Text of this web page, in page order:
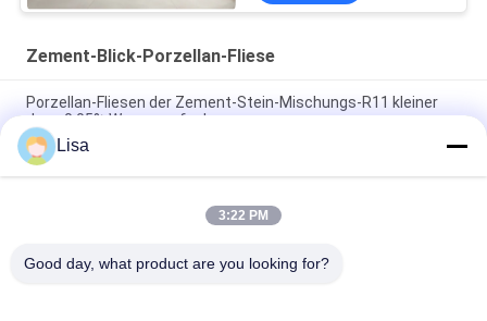
Zement-Blick-Porzellan-Fliese
Porzellan-Fliesen der Zement-Stein-Mischungs-R11 kleiner
dann 0,05% Wasseraufnahme
Dekorativer Zement-konkreter Steinplatten AAA-Grad-
Tintenstrahl, der 10mm stark druckt
Bakterielles Zement-Blick-Porzellan-Fliesen-Antigelb-
Lisa
3:22 PM
Good day, what product are you looking for?